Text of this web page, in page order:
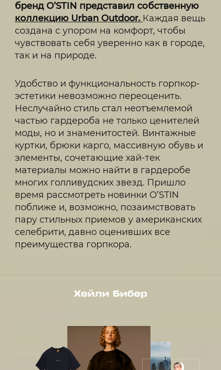
бренд O’STIN представил собственную
коллекцию Urban Outdoor. Каждая вещь
создана с упором на комфорт, чтобы
чувствовать себя уверенно как в городе,
так и на природе.
Удобство и функциональность горпкор-
эстетики невозможно переоценить.
Неслучайно стиль стал неотъемлемой
частью гардероба не только ценителей
моды, но и знаменитостей. Винтажные
куртки, брюки карго, массивную обувь и
элементы, сочетающие хай-тек
материалы можно найти в гардеробе
многих голливудских звезд. Пришло
время рассмотреть новинки O’STIN
поближе и, возможно, позаимствовать
пару стильных приемов у американских
селебрити, давно оценивших все
преимущества горпкора.